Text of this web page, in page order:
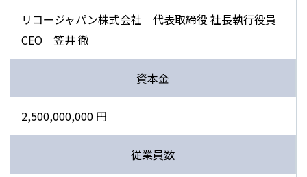
リコージャパン株式会社 代表取締役 社長執行役員
CEO 笠井 徹
資本金
2,500,000,000 円
従業員数